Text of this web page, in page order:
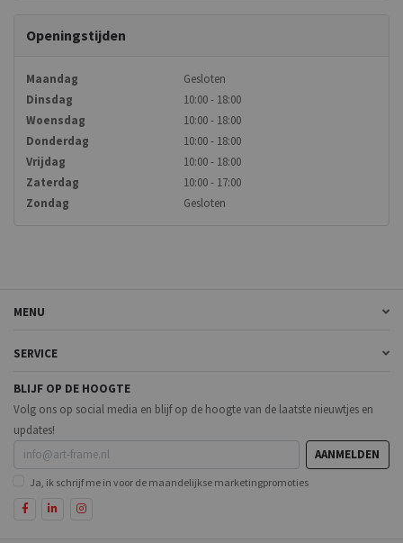
Openingstijden
Maandag
Gesloten
Dinsdag
10:00 - 18:00
Woensdag
10:00 - 18:00
Donderdag
10:00 - 18:00
Vrijdag
10:00 - 18:00
Zaterdag
10:00 - 17:00
Zondag
Gesloten
MENU
SERVICE
BLIJF OP DE HOOGTE
Volg ons op social media en blijf op de hoogte van de laatste nieuwtjes en
updates!
AANMELDEN
Ja, ik schrijf me in voor de maandelijkse marketingpromoties